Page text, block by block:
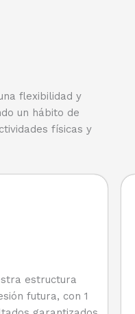
flexibilidad y
un hábito de
físicas y
estructura
futura, con 1